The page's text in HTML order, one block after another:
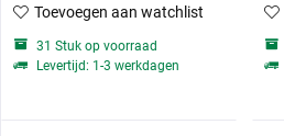
Toevoegen aan watchlist
31 Stuk op voorraad
Levertijd: 1-3 werkdagen